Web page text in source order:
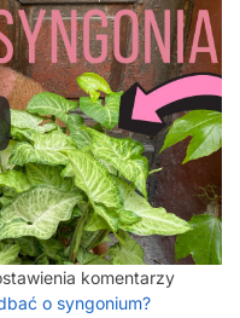
komentarzy
o syngonium?